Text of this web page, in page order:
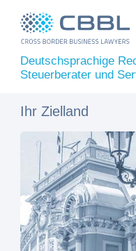
Deutschsprachige
Steuerberater und
Ihr Zielland